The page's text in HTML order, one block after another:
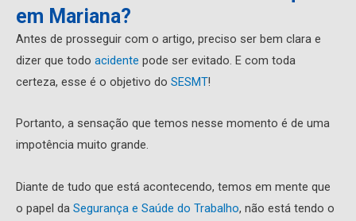
em Mariana?
Antes de prosseguir com o artigo, preciso ser bem clara e
dizer que todo acidente pode ser evitado. E com toda
certeza, esse é o objetivo do SESMT!
Portanto, a sensação que temos nesse momento é de uma
impotência muito grande.
Diante de tudo que está acontecendo, temos em mente que
o papel da Segurança e Saúde do Trabalho, não está tendo o